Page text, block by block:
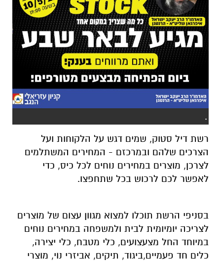
.
רשת דיל סטוק, שמים דגש על הלקוחות ועל
הצרכים שלהם ובמרכזם - המחירים המשתלמים
לצרכן, מוצרים במחירים נוחים לכל כיס, כדי
לאפשר לכם לרכוש בכל שתחפצו.
בסניפי הרשת תוכלו למצוא מגוון עצום של מוצרים
לצריכה יומיומית לבית ולמשפחה במחירים נוחים
במיוחד החל מצעצועים, כלי מטבח, כלי יצירה,
כלים חד פעמיים,ביגוד, תיקים, אביזרי נוי, מוצרי